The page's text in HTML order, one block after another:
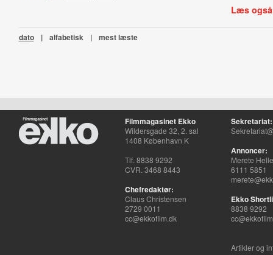
Læs
dato | alfabetisk | mest læste
Filmmagasinet Ekko
Wildersgade 32, 2. sal
1408 København K
Tlf. 8838 9292
CVR. 3468 8443
Chefredaktør:
Claus Christensen
2729 0011
cc@ekkofilm.dk
Sekretariat:
Annoncer:
Merete
6111 5851
Ekko
8838 9292
Artikler og